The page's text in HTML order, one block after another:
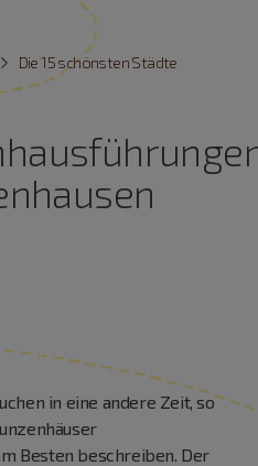
Die 15 schönsten Städte
in eine andere Zeit, so
Besten beschreiben. Der